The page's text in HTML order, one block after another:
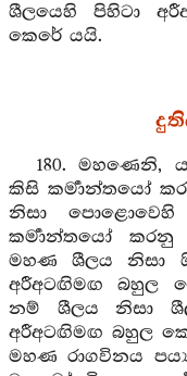
ශීලයෙහි පිහිටා
කෙරේ යයි.
180. මහණෙනි,
කිසි කර්‍මාන්තයෝ
නිසා
කර්‍මාන්තයෝ
මහණ ශීලය නිසා
අරීඅටඟිමඟ බහුල
නම් ශීලය නිසා
අරීඅටඟිමඟ බහුල
මහණ රාගවිනය